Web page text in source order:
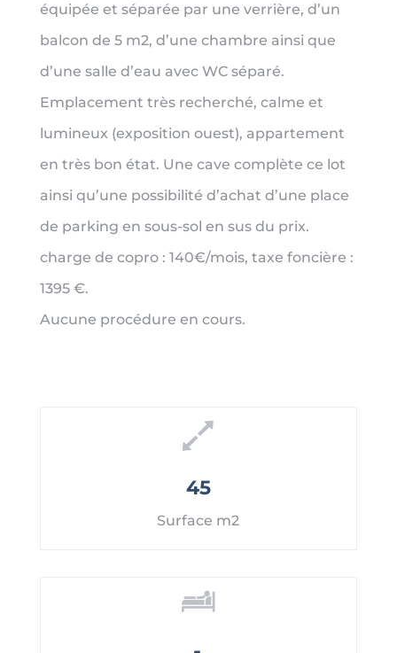
équipée et séparée par une verrière, d’un
balcon de 5 m2, d’une chambre ainsi que
d’une salle d’eau avec WC séparé.
Emplacement très recherché, calme et
lumineux (exposition ouest), appartement
en très bon état. Une cave complète ce lot
ainsi qu’une possibilité d’achat d’une place
de parking en sous-sol en sus du prix.
charge de copro : 140€/mois, taxe foncière :
1395 €.
Aucune procédure en cours.
45
Surface m2